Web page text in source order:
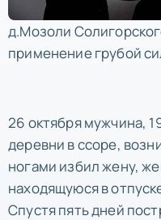
д.Мозоли
применение грубой
26 октября мужчина,
деревни в ссоре,
ногами избил жену,
находящуюся в
Спустя пять дней